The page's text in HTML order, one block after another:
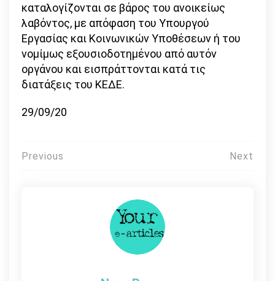
καταλογίζονται σε βάρος του ανοικείως
λαβόντος, με απόφαση του Υπουργού
Εργασίας και Κοινωνικών Υποθέσεων ή του
νομίμως εξουσιοδοτημένου από αυτόν
οργάνου και εισπράττονται κατά τις
διατάξεις του ΚΕΔΕ.
29/09/20
Πλοήγηση
Previous Next